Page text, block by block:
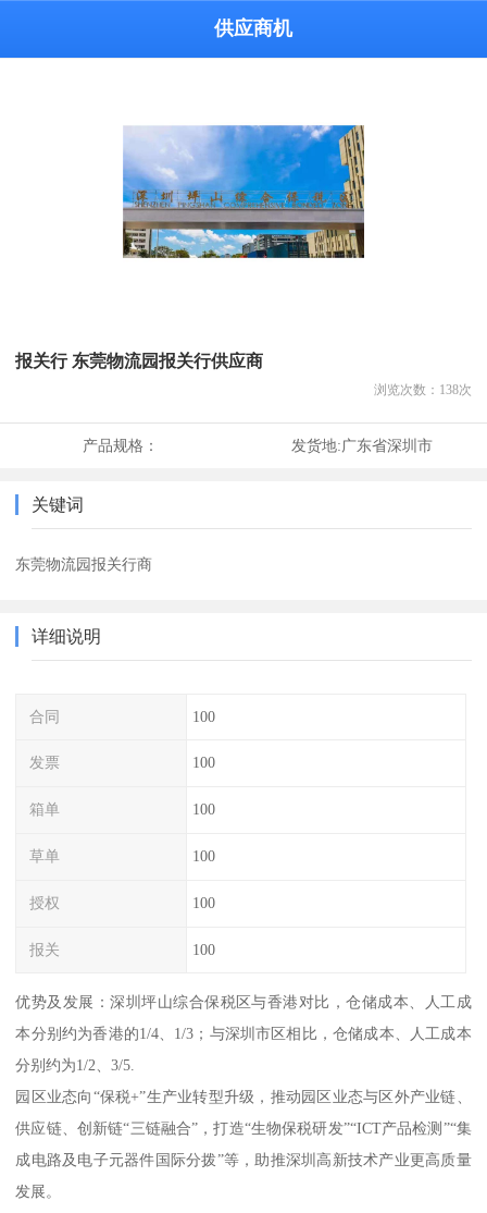
供应商机
报关行 东莞物流园报关行供应商
浏览次数： 138次
产品规格： 发货地:广东省深圳市
关键词
东莞物流园报关行商
详细说明
合同 100
发票 100
箱单 100
草单 100
授权 100
报关 100
优势及发展：深圳坪山综合保税区与香港对比，仓储成本、人工成
本分别约为香港的1/4、1/3；与深圳市区相比，仓储成本、人工成本
分别约为1/2、3/5.
园区业态向“保税+”生产业转型升级，推动园区业态与区外产业链、
供应链、创新链“三链融合”，打造“生物保税研发”“ICT产品检测”“集
成电路及电子元器件国际分拨”等，助推深圳高新技术产业更高质量
发展。